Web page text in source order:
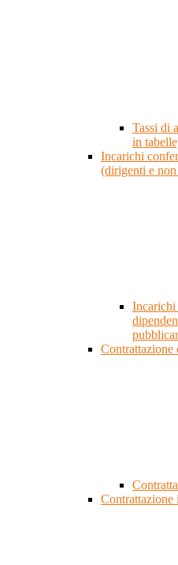
Tassi di
in
Incarichi
(dirigenti e
Incarichi
Contrattazione
Contrattazione